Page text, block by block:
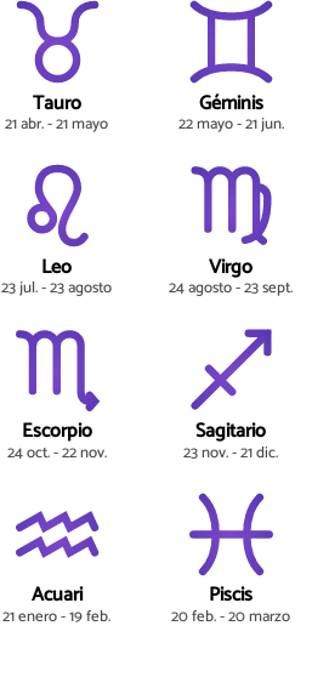
Tauro
21 abr. - 21 mayo
Géminis
22 mayo - 21 jun.
Leo
23 jul. - 23 agosto
Virgo
24 agosto - 23 sept.
Escorpio
24 oct. - 22 nov.
Sagitario
23 nov. - 21 dic.
Acuari
21 enero - 19 feb.
Piscis
20 feb. - 20 marzo